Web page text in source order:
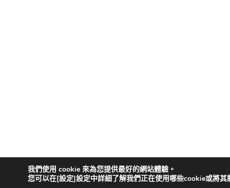
我們使用 cookie 來為您提供最好的網站體驗。
您可以在[設定]設定中詳細了解我們正在使用哪些cookie或將其